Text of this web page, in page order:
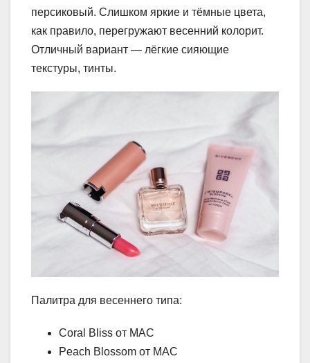
персиковый. Слишком яркие и тёмные цвета,
как правило, перегружают весенний колорит.
Отличный вариант — лёгкие сияющие
текстуры, тинты.
Палитра для весеннего типа:
Coral Bliss от MAC
Peach Blossom от MAC